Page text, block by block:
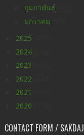
กุมภาพันธ์
มกราคม
2025
2024
2023
2022
2021
2020
CONTACT FORM /